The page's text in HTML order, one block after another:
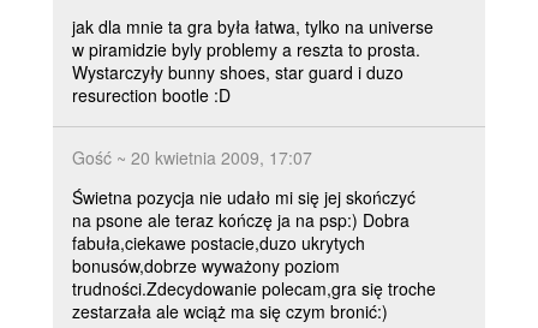
jak dla mnie ta gra była łatwa, tylko na universe
w piramidzie byly problemy a reszta to prosta.
Wystarczyły bunny shoes, star guard i duzo
resurection bootle :D
Gość ~ 20 kwietnia 2009, 17:07
Świetna pozycja nie udało mi się jej skończyć
na psone ale teraz kończę ja na psp:) Dobra
fabuła,ciekawe postacie,duzo ukrytych
bonusów,dobrze wyważony poziom
trudności.Zdecydowanie polecam,gra się troche
zestarzała ale wciąż ma się czym bronić:)